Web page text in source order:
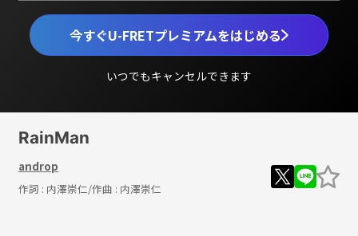
今すぐU-FRETプレミアムをはじめる
いつでもキャンセルできます
RainMan
androp
作詞 : 内澤崇仁/作曲 : 内澤崇仁